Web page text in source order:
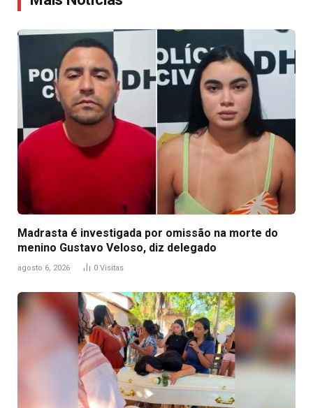
Madrasta é investigada por omissão na morte do
menino Gustavo Veloso, diz delegado
agosto 6, 2026 0 Visitas